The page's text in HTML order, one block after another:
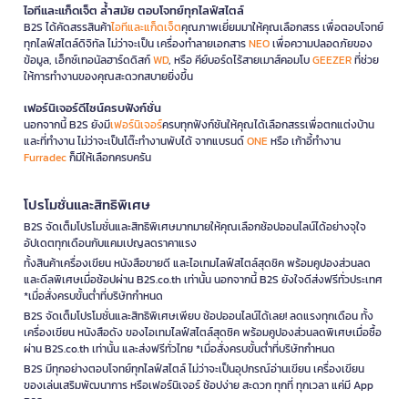
ไอทีและแก็ดเจ็ต ล้ำสมัย ตอบโจทย์ทุกไลฟ์สไตล์
B2S ได้คัดสรรสินค้าไอทีและแก็ดเจ็ตคุณภาพเยี่ยมมาให้คุณเลือกสรร เพื่อตอบโจทย์
ทุกไลฟ์สไตล์ดิจิทัล ไม่ว่าจะเป็น เครื่องทำลายเอกสารNEOเพื่อความปลอดภัยของ
ข้อมูล, เอ็กซ์เทอนัลฮาร์ดดิสก์WD, หรือ คีย์บอร์ดไร้สายเมาส์คอมโบGEEZERที่ช่วย
ให้การทำงานของคุณสะดวกสบายยิ่งขึ้น
เฟอร์นิเจอร์ดีไซน์ครบฟังก์ชั่น
นอกจากนี้ B2S ยังมีเฟอร์นิเจอร์ครบทุกฟังก์ชันให้คุณได้เลือกสรรเพื่อตกแต่งบ้าน
และที่ทำงาน ไม่ว่าจะเป็นโต๊ะทำงานพับได้ จากแบรนด์ONEหรือ เก้าอี้ทำงาน
Furradecก็มีให้เลือกครบครัน
โปรโมชั่นและสิทธิพิเศษ
B2S จัดเต็มโปรโมชั่นและสิทธิพิเศษมากมายให้คุณเลือกช้อปออนไลน์ได้อย่างจุใจ
อัปเดตทุกเดือนกับแคมเปญลดราคาแรง
ทั้งสินค้าเครื่องเขียน หนังสือขายดี และไอเทมไลฟ์สไตล์สุดชิค พร้อมคูปองส่วนลด
และดีลพิเศษเมื่อช้อปผ่าน B2S.co.th เท่านั้น นอกจากนี้ B2S ยังใจดีส่งฟรีทั่วประเทศ
*เมื่อสั่งครบขั้นต่ำที่บริษัทกำหนด
B2S จัดเต็มโปรโมชั่นและสิทธิพิเศษเพียบ ช้อปออนไลน์ได้เลย! ลดแรงทุกเดือน ทั้ง
เครื่องเขียน หนังสือดัง ของไอเทมไลฟ์สไตล์สุดชิค พร้อมคูปองส่วนลดพิเศษเมื่อซื้อ
ผ่าน B2S.co.th เท่านั้น และส่งฟรีทั่วไทย *เมื่อสั่งครบขั้นต่ำที่บริษัทกำหนด
B2S มีทุกอย่างตอบโจทย์ทุกไลฟ์สไตล์ ไม่ว่าจะเป็นอุปกรณ์อ่านเขียน เครื่องเขียน
ของเล่นเสริมพัฒนาการ หรือเฟอร์นิเจอร์ ช้อปง่าย สะดวก ทุกที่ ทุกเวลา แค่มี App